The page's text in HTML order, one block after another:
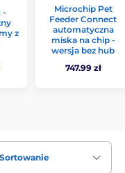
-
z
Microchip Pet
Feeder Connect
automatyczna
miska na chip -
wersja bez hub
747.99 zł
Sortowanie